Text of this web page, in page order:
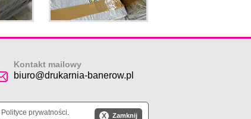
Kontakt mailowy
biuro@drukarnia-banerow.pl
X Zamknij
Polityce prywatności.